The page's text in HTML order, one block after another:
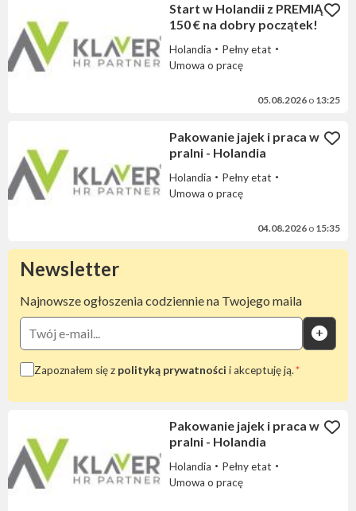
Start w Holandii z PREMIĄ
150 € na dobry początek!
Holandia
Pełny etat
Umowa o pracę
05.08.2026 o 13:25
Pakowanie jajek i praca w
pralni - Holandia
Holandia
Pełny etat
Umowa o pracę
04.08.2026 o 15:35
Newsletter
Najnowsze ogłoszenia codziennie na Twojego maila
Zapoznałem się z polityką prywatności i akceptuję ją.
Pakowanie jajek i praca w
pralni - Holandia
Holandia
Pełny etat
Umowa o pracę